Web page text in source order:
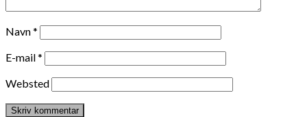
Navn*
E-mail*
Websted